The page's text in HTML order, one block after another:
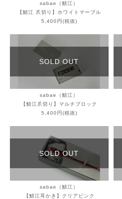
sabae（鯖江）
【鯖江 爪切り】ホワイトマーブル
5,400円(税抜)
SOLD OUT
sabae（鯖江）
【鯖江爪切り】マルチブロック
5,400円(税抜)
SOLD OUT
sabae（鯖江）
【鯖江耳かき】クリアピンク